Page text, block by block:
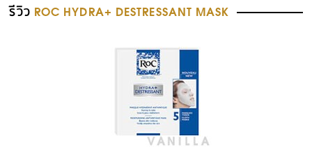
รีวิว ROC HYDRA+ DESTRESSANT MASK